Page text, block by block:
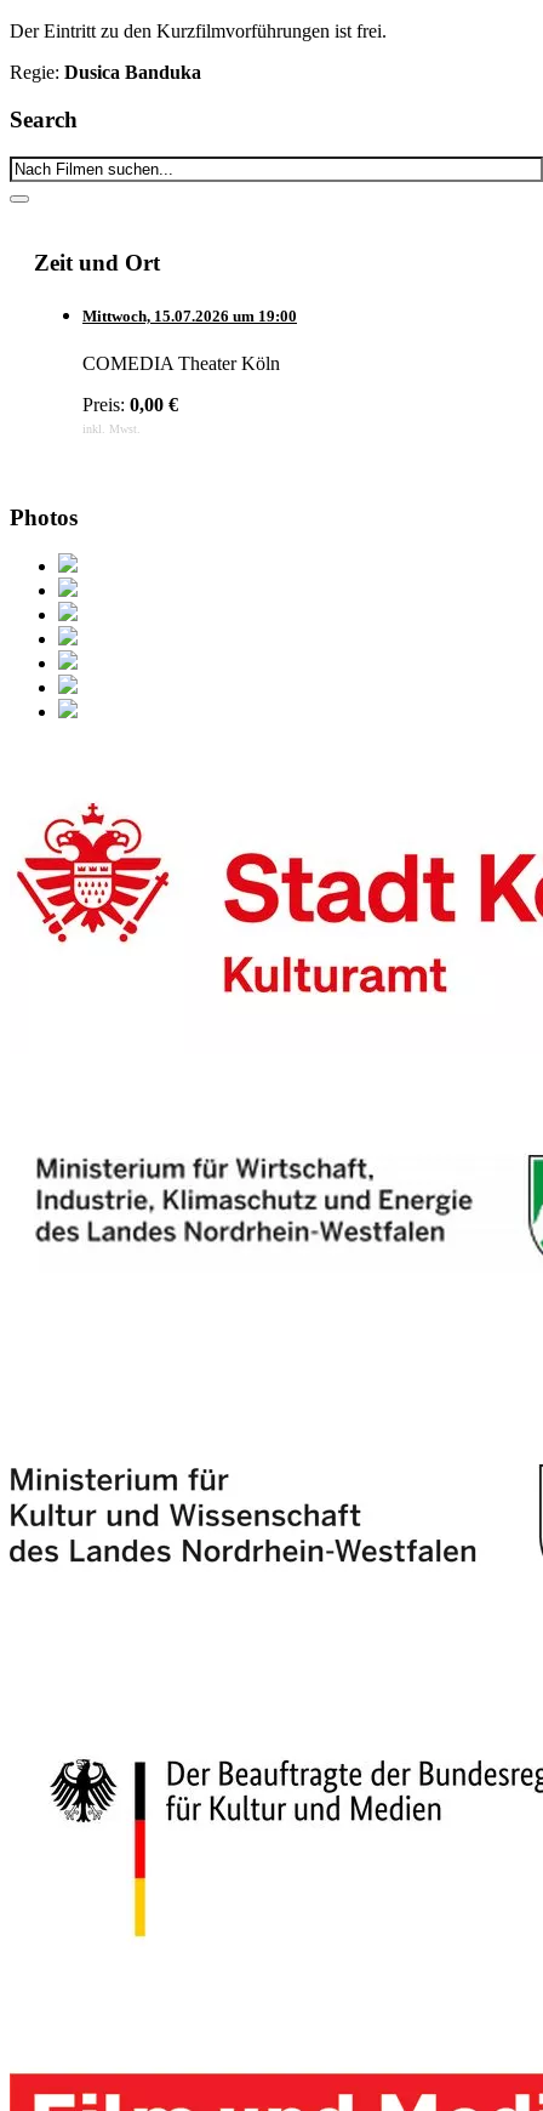
Der Eintritt zu den Kurzfilmvorführungen ist frei.
Regie: Dusica Banduka
Search
Zeit und Ort
Mittwoch, 15.07.2026 um 19:00
COMEDIA Theater Köln
Preis: 0,00 €
inkl. Mwst.
Photos